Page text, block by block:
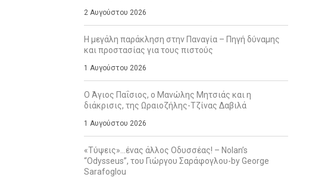
2 Αυγούστου 2026
Η μεγάλη παράκληση στην Παναγία – Πηγή δύναμης
και προστασίας για τους πιστούς
1 Αυγούστου 2026
Ο Άγιος Παΐσιος, ο Μανώλης Μητσιάς και η
διάκρισις, της Ωραιοζήλης-Τζίνας Δαβιλά
1 Αυγούστου 2026
«Τύψεις»…ένας άλλος Οδυσσέας! – Nolan’s
“Odysseus”, του Γιώργου Σαράφογλου-by George
Sarafoglou